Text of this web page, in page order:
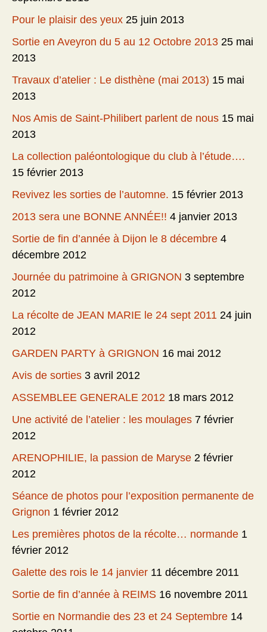
Pour le plaisir des yeux 25 juin 2013
Sortie en Aveyron du 5 au 12 Octobre 2013 25 mai
2013
Travaux d’atelier : Le disthène (mai 2013) 15 mai
2013
Nos Amis de Saint-Philibert parlent de nous 15 mai
2013
La collection paléontologique du club à l’étude….
15 février 2013
Revivez les sorties de l’automne. 15 février 2013
2013 sera une BONNE ANNÉE!! 4 janvier 2013
Sortie de fin d’année à Dijon le 8 décembre 4
décembre 2012
Journée du patrimoine à GRIGNON 3 septembre
2012
La récolte de JEAN MARIE le 24 sept 2011 24 juin
2012
GARDEN PARTY à GRIGNON 16 mai 2012
Avis de sorties 3 avril 2012
ASSEMBLEE GENERALE 2012 18 mars 2012
Une activité de l’atelier : les moulages 7 février
2012
ARENOPHILIE, la passion de Maryse 2 février
2012
Séance de photos pour l’exposition permanente de
Grignon 1 février 2012
Les premières photos de la récolte… normande 1
février 2012
Galette des rois le 14 janvier 11 décembre 2011
Sortie de fin d’année à REIMS 16 novembre 2011
Sortie en Normandie des 23 et 24 Septembre 14